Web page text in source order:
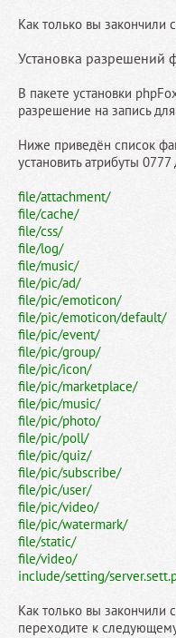
Как только вы
Установка разрешений
В пакете установки
разрешение на запись
Ниже приведён список
установить атрибуты
file/attachment/
file/cache/
file/css/
file/log/
file/music/
file/pic/ad/
file/pic/emoticon/
file/pic/emoticon/default/
file/pic/event/
file/pic/group/
file/pic/icon/
file/pic/marketplace/
file/pic/music/
file/pic/photo/
file/pic/poll/
file/pic/quiz/
file/pic/subscribe/
file/pic/user/
file/pic/video/
file/pic/watermark/
file/static/
file/video/
include/setting/
Как только вы
переходите к